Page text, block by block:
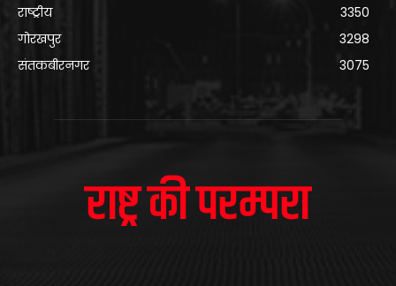
राष्ट्रीय
3350
गोरखपुर
3298
संतकबीरनगर
3075